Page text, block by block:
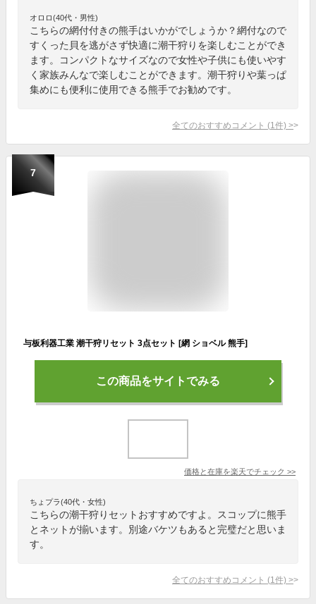
オロロ(40代・男性)
こちらの網付付きの熊手はいかがでしょうか？網付なので
すくった貝を逃がさず快適に潮干狩りを楽しむことができ
ます。コンパクトなサイズなので女性や子供にも使いやす
く家族みんなで楽しむことができます。潮干狩りや葉っぱ
集めにも便利に使用できる熊手でお勧めです。
全てのおすすめコメント (1 件) >
7
与板利器工業 潮干狩リセット 3点セット [網 ショベル 熊手]
この商品をサイトでみる
価格と在庫を楽天でチェック >>
ちょプラ(40代・女性)
こちらの潮干狩りセットおすすめですよ。スコップに熊手
とネットが揃います。別途バケツもあると完璧だと思いま
す。
全てのおすすめコメント (1 件) >